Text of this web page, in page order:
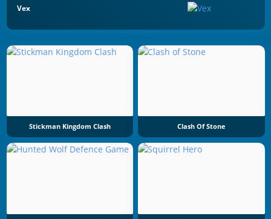
Vex
Stickman Kingdom Clash Clash Of Stone